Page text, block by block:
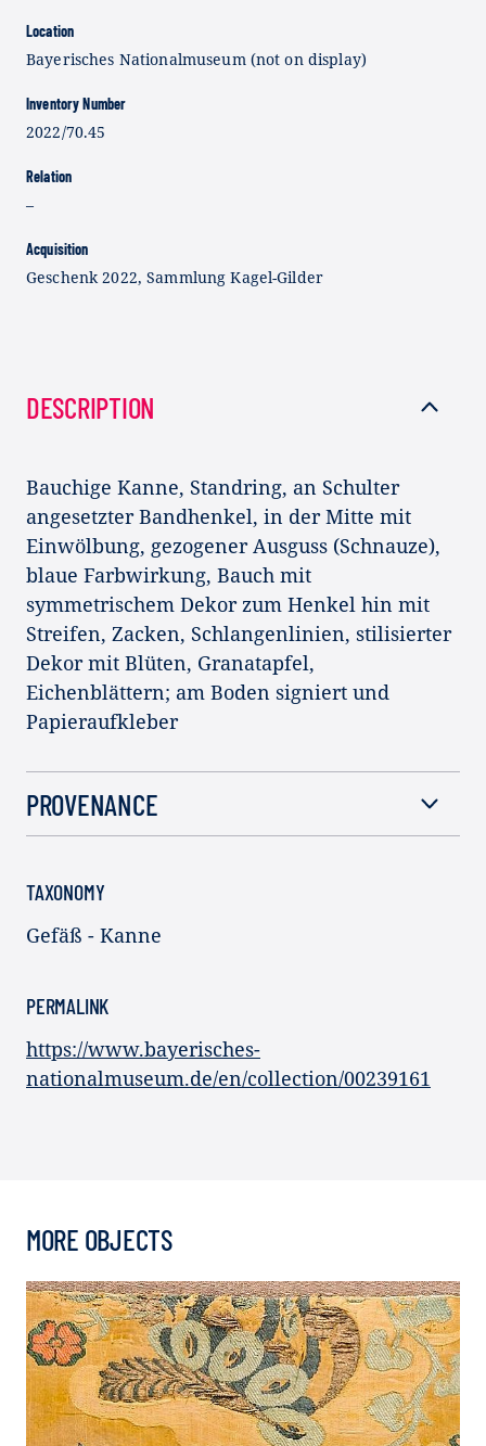
Location
Bayerisches Nationalmuseum (not on display)
Inventory Number
2022/70.45
Relation
–
Acquisition
Geschenk 2022, Sammlung Kagel-Gilder
DESCRIPTION
Bauchige Kanne, Standring, an Schulter
angesetzter Bandhenkel, in der Mitte mit
Einwölbung, gezogener Ausguss (Schnauze),
blaue Farbwirkung, Bauch mit
symmetrischem Dekor zum Henkel hin mit
Streifen, Zacken, Schlangenlinien, stilisierter
Dekor mit Blüten, Granatapfel,
Eichenblättern; am Boden signiert und
Papieraufkleber
PROVENANCE
TAXONOMY
Gefäß - Kanne
PERMALINK
https://www.bayerisches-
nationalmuseum.de/en/collection/00239161
MORE OBJECTS